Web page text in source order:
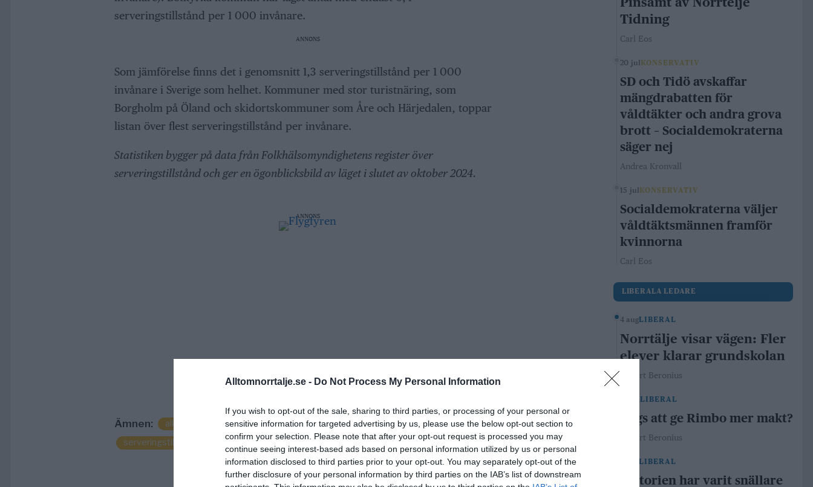
Alltomnorrtalje.se - Do Not Process My Personal Information
If you wish to opt-out of the sale, sharing to third parties, or processing of your personal or
sensitive information for targeted advertising by us, please use the below opt-out section to
confirm your selection. Please note that after your opt-out request is processed you may
continue seeing interest-based ads based on personal information utilized by us or personal
information disclosed to third parties prior to your opt-out. You may separately opt-out of the
further disclosure of your personal information by third parties on the IAB’s list of downstream
serveringstillstånd per 1 000 invånare.
ANNONS
Som jämförelse finns det i genomsnitt 1,3 serveringstillstånd per 1 000
invånare i Sverige som helhet. Kommuner med stor turistnäring, som
Borgholm på Öland och skidortskommuner som Åre och Härjedalen, toppar
listan över flest serveringstillstånd per invånare.
Statistiken bygger på data från Folkhälsomyndighetens register över
serveringstillstånd och ger en ögonblicksbild av läget i slutet av oktober 2024.
ANNONS
Ämnen: alkohol folkhälsomyndigheten krogar norrtälje
restauranger
serveringstillstånd
Tidning
Carl Eos
20 jul KONSERVATIV
SD och Tidö avskaffar
mängdrabatten för
våldtäkter och andra grova
brott – Socialdemokraterna
säger nej
Andrea Kronvall
15 jul KONSERVATIV
Socialdemokraterna väljer
våldtäktsmännen framför
kvinnorna
Carl Eos
LIBERALA LEDARE
4 augLIBERAL
Norrtälje visar vägen: Fler
elever klarar grundskolan
Robert Beronius
29 julLIBERAL
Dags att ge Rimbo mer makt?
Robert Beronius
LIBERAL
Historien har varit snällare